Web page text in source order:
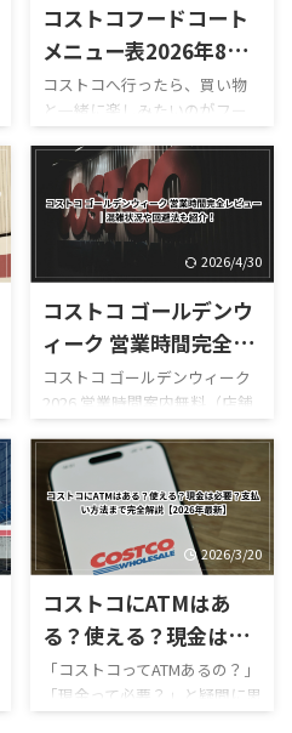
コストコフードコート
メニュー表2026年8月
版！最新価格・新作・
おすすめ52選
コストコへ行ったら、買い物
と一緒に楽しみたいのがフー
ドコートです。 180円のホット
ドッグをはじめ、巨大なピザ
やプルコギベイク、ソフトクリ
ーム、季節限定スムージーな
ど、コストコならではのボリュ
ーム満点メニューが並んでいま
す。 しかも2026年は新作がか
なり豊富。 現在は、 サーモン
ポキロール ボロネーゼポテト
セージカルッツォーネ クロワ
ッサンハム＆チーズ ほうじ茶
ソフトクリーム カンタロープ
メロンスムージー など、以前
にはなかったメニューも登場
しています。2026年8月3日に
2026/4/30
コストコ ゴールデンウ
ィーク 営業時間完全レ
ビュー｜混雑状況や回
避法も紹介！
コストコ ゴールデンウィーク
2026 営業時間案内無料（店舗
利用時）／デリバリーは別途
送料ありGW2026-COSTCO-01
GWゴールデンウィーク期間中
のコストコ営業時間と混雑状
況について詳しくはこちら GW
ゴールデンウィーク期間中の
お買い得コストコ割引セール
商品一覧はこちら GWゴールデ
ンウィーク期間中のコストコ
がゴールデンウィークにコス
トコを訪れるのは毎年の楽し
2026/3/20
コストコにATMはあ
る？使える？現金は必
要？支払い方法まで完
全解説【2026年最新】
「コストコってATMあるの？」
「現金って必要？」と疑問に思
ったことはありませんか？ 結